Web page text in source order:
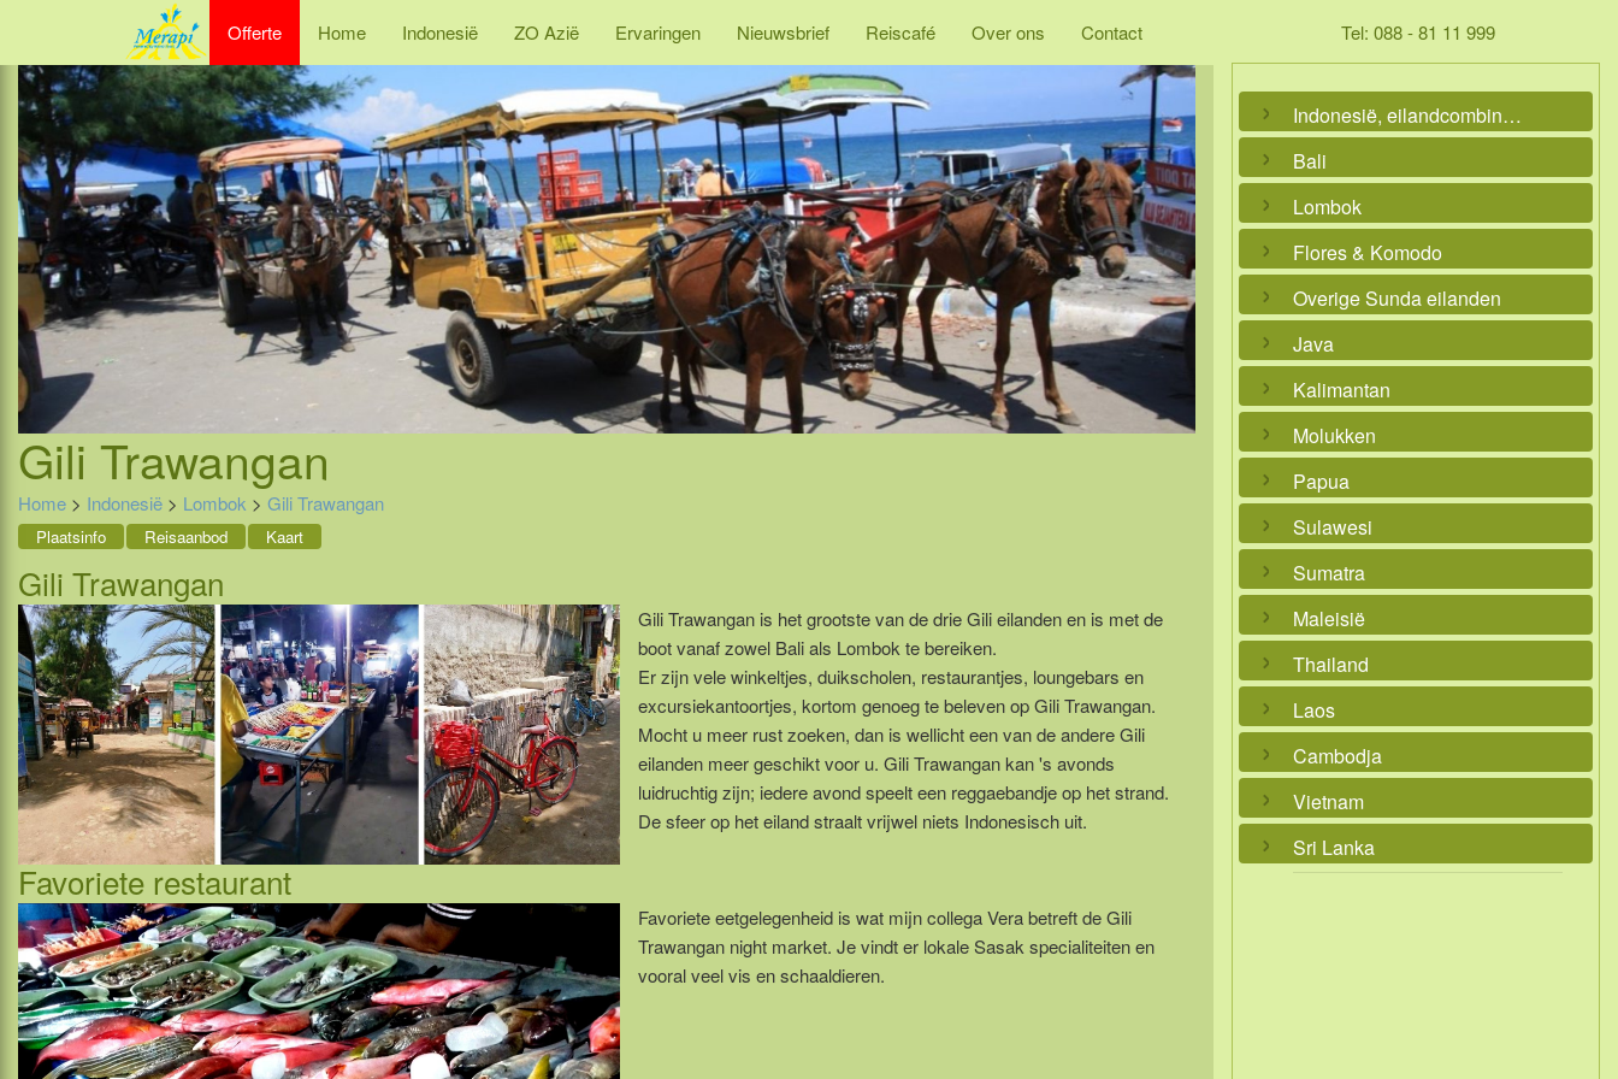
Offerte Home Indonesië ZO Azië Ervaringen Nieuwsbrief Reiscafé Over ons Contact Tel: 088 - 81 11 999
Gili Trawangan
Home > Indonesië > Lombok > Gili Trawangan
Plaatsinfo Reisaanbod Kaart
Gili Trawangan
Gili Trawangan is het grootste van de drie Gili eilanden en is met de
boot vanaf zowel Bali als Lombok te bereiken.
Er zijn vele winkeltjes, duikscholen, restaurantjes, loungebars en
excursiekantoortjes, kortom genoeg te beleven op Gili Trawangan.
Mocht u meer rust zoeken, dan is wellicht een van de andere Gili
eilanden meer geschikt voor u. Gili Trawangan kan 's avonds
luidruchtig zijn; iedere avond speelt een reggaebandje op het strand.
De sfeer op het eiland straalt vrijwel niets Indonesisch uit.
Favoriete restaurant
Favoriete eetgelegenheid is wat mijn collega Vera betreft de Gili
Trawangan night market. Je vindt er lokale Sasak specialiteiten en
vooral veel vis en schaaldieren.
Indonesië, eilandcombinaties
Bali
Lombok
Flores & Komodo
Overige Sunda eilanden
Java
Kalimantan
Molukken
Papua
Sulawesi
Sumatra
Maleisië
Thailand
Laos
Cambodja
Vietnam
Sri Lanka